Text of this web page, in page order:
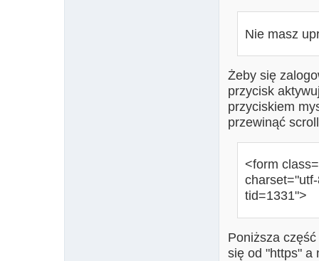
Nie masz
Żeby się
przycisk
przyciskiem
przewinąć
<form
tid=1331">
Poniższa
się od "https" a